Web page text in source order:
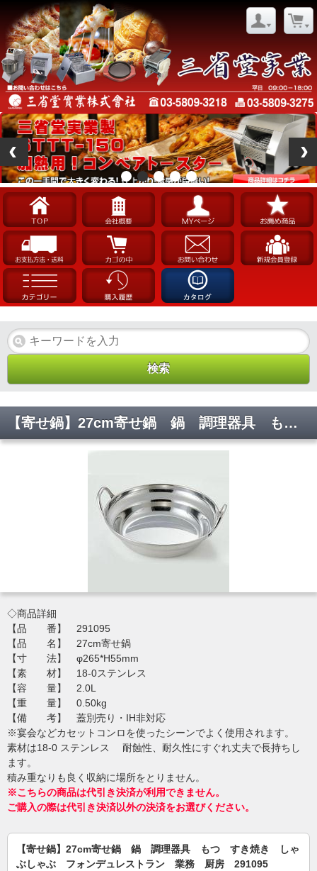
【寄せ鍋】27cm寄せ鍋 鍋 調理器具 もつ すき焼き しゃぶしゃぶ フォンデュレストラン 業務 厨房 291095 φ265*H55【代引き不可】
◇商品詳細
【品 番】 291095
【品 名】 27cm寄せ鍋
【寸 法】 φ265*H55mm
【素 材】 18-0ステンレス
【容 量】 2.0L
【重 量】 0.50kg
【備 考】 蓋別売り・IH非対応
※宴会などカセットコンロを使ったシーンでよく使用されます。
素材は18-0 ステンレス 耐蝕性、耐久性にすぐれ丈夫で長持ちし
ます。
積み重なりも良く収納に場所をとりません。
※こちらの商品は代引き決済が利用できません。
ご購入の際は代引き決済以外の決済をお選びください。
【寄せ鍋】27cm寄せ鍋 鍋 調理器具 もつ すき焼き しゃ
ぶしゃぶ フォンデュレストラン 業務 厨房 291095